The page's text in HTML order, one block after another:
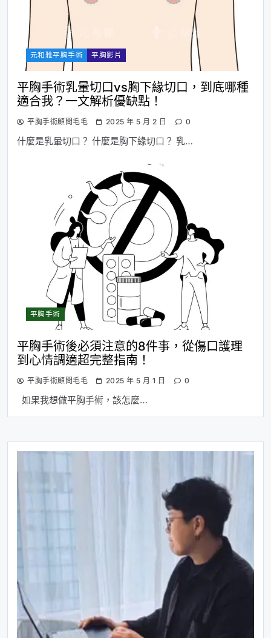
元和雅平胸手術 平胸影片
平胸手術乳暈切口vs胸下緣切口，到底哪種
適合我？一文解析優缺點！
平胸手術顧問毛毛 2025 年 5 月 2 日 0
什麼是乳暈切口？ 什麼是胸下緣切口？ 乳…
平胸手術
平胸手術後必須注意的8件事，從傷口護理
到心情調適超完整指南！
平胸手術顧問毛毛 2025 年 5 月 1 日 0
如果我想做平胸手術，該怎麼…